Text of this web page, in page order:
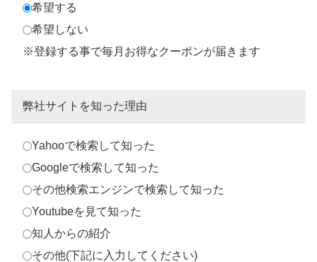
希望する
希望しない
※登録する事で毎月お得なクーポンが届きます
弊社サイトを知った理由
Yahooで検索して知った
Googleで検索して知った
その他検索エンジンで検索して知った
Youtubeを見て知った
知人からの紹介
その他(下記に入力してください)